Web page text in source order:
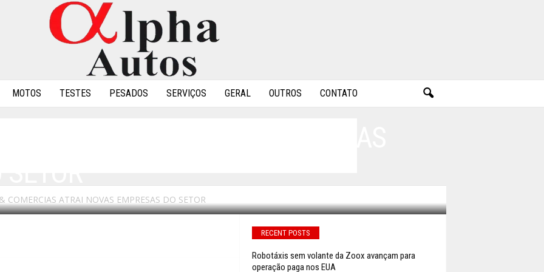
MOTOS TESTES PESADOS SERVIÇOS GERAL OUTROS CONTATO
COMERCIAS ATRAI NOVAS EMPRESAS DO SETOR
RECENT POSTS
Robotáxis sem volante da Zoox avançam para
operação paga nos EUA